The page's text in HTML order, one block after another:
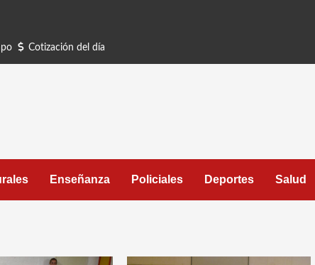
Cotización del día
Enseñanza Policiales Deportes Salud